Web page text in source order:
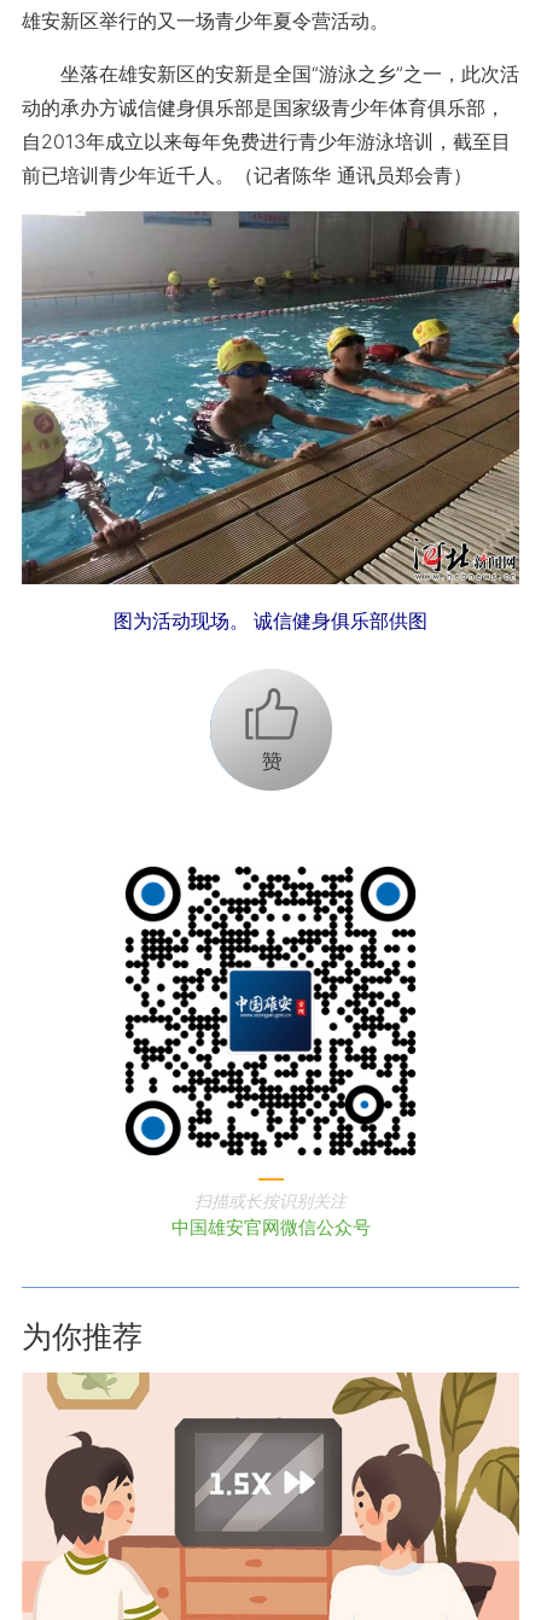
雄安新区举行的又一场青少年夏令营活动。
坐落在雄安新区的安新是全国“游泳之乡”之一，此次活
动的承办方诚信健身俱乐部是国家级青少年体育俱乐部，
自2013年成立以来每年免费进行青少年游泳培训，截至目
前已培训青少年近千人。（记者陈华 通讯员郑会青）
图为活动现场。 诚信健身俱乐部供图
+1
扫描或长按识别关注
中国雄安官网微信公众号
为你推荐